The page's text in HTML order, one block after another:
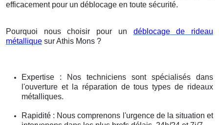
efficacement pour un déblocage en toute sécurité.
Pourquoi nous choisir pour un déblocage de rideau
métallique sur Athis Mons ?
Expertise : Nos techniciens sont spécialisés dans
l'ouverture et la réparation de tous types de rideaux
métalliques.
Rapidité : Nous comprenons l'urgence de la situation et